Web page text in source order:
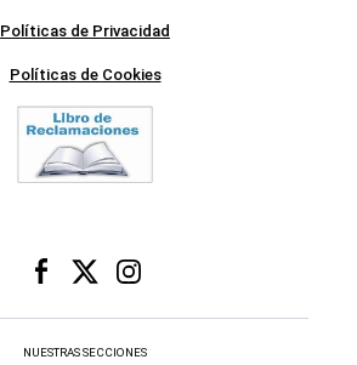
Políticas de Privacidad
Políticas de Cookies
NUESTRAS SECCIONES